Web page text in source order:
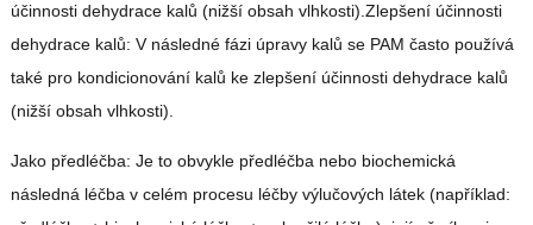
účinnosti dehydrace kalů (nižší obsah vlhkosti).Zlepšení účinnosti
dehydrace kalů: V následné fázi úpravy kalů se PAM často používá
také pro kondicionování kalů ke zlepšení účinnosti dehydrace kalů
(nižší obsah vlhkosti).
Jako předléčba: Je to obvykle předléčba nebo biochemická
následná léčba v celém procesu léčby výlučových látek (například: